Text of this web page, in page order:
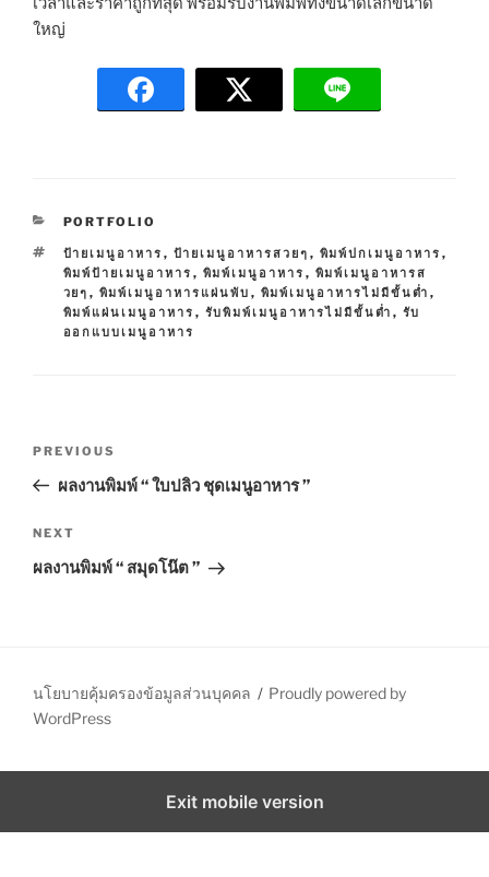
ใหญ่
C
T
E
G
O
R
PORTFOLIO
T
A
G
S
ป้ายเมนูอาหาร , ป้ายเมนูอาหารสวยๆ , พิมพ์ปกเมนูอาหาร ,
พิมพ์ป้ายเมนูอาหาร , พิมพ์เมนูอาหาร , พิมพ์เมนูอาหารส
วยๆ , พิมพ์เมนูอาหารแผ่นพับ , พิมพ์เมนูอาหารไม่มีขั้นต่ำ ,
พิมพ์แผ่นเมนูอาหาร , รับพิมพ์เมนูอาหารไม่มีขั้นต่ำ , รับ
ออกแบบเมนูอาหาร
s
t
n
g
a
i
n
P
r
v
i
o
s
PREVIOUS
ผลงานพิมพ์ “ ใบปลิว ชุดเมนูอาหาร ”
N
e
s
t
NEXT
ผลงานพิมพ์ “ สมุดโน๊ต ”
นโยบายคุ้มครองข้อมูลส่วนบุคคล
Proudly powered by
WordPress
Exit mobile version